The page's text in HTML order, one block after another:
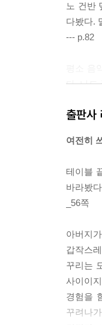
노 건반
다봤다.
--- p.82
다. 나도
준이 물
그랬지.
나는 준
그때 많
볼이 빨
나는 얇
바라보
---
씻고 나
우연히
출판사
여전히
테이블
바라봤
_56쪽
아버지
갑작스
꾸리는
사이이
경험을
꾸려나